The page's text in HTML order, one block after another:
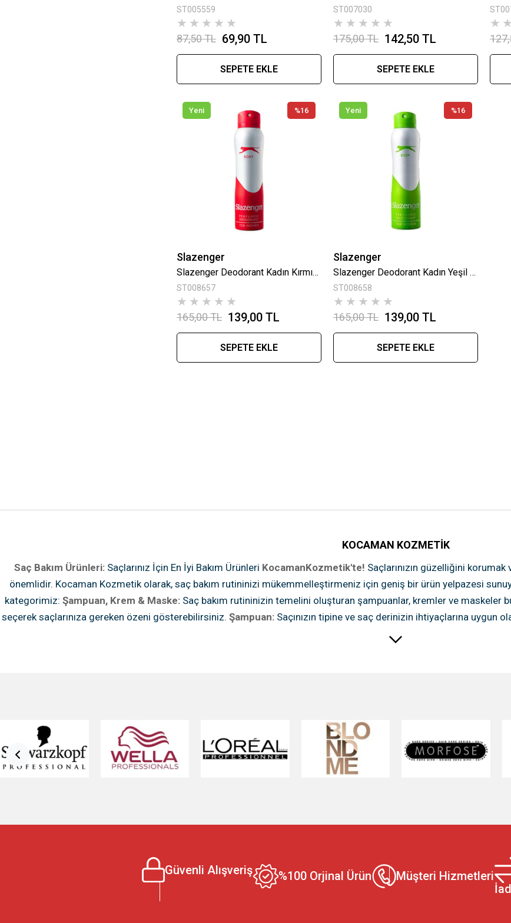
ST005559
★ ★ ★ ★ ★
69,90 TL
87,50 TL
SEPETE EKLE
ST007030
★ ★ ★ ★ ★
142,50 TL
175,00 TL
SEPETE EKLE
★ ★
%16
Yeni
Slazenger
Slazenger Deodorant Kadın Kırmızı 150 Ml
ST008657
★ ★ ★ ★ ★
139,00 TL
165,00 TL
SEPETE EKLE
%16
Yeni
Slazenger
Slazenger Deodorant Kadın Yeşil 150 Ml
ST008658
★ ★ ★ ★ ★
139,00 TL
165,00 TL
SEPETE EKLE
KOCAMAN KOZMETİK
Saç Bakım Ürünleri: Saçlarınız İçin En İyi Bakım Ürünleri KocamanKozmetik'te! Saçlarınızın güzelliğini
önemlidir. Kocaman Kozmetik olarak, saç bakım rutininizi mükemmelleştirmeniz için geniş bir ürün yelpazesi
kategorimiz: Şampuan, Krem & Maske: Saç bakım rutininizin temelini oluşturan şampuanlar, kremler ve maskeler
seçerek saçlarınıza gereken özeni gösterebilirsiniz. Şampuan: Saçınızın tipine ve saç derinizin ihtiyaçlarına
Saç Kremi: Nemlendirici ve besleyici
Esnek tutuş sağlayan ve saçınıza şekil veren kremler ve waxlar.
Saç Spreyi: Uzun süre dayanan ve hacim
kazandıran köpükler. Saç Jolesi: Doğal görünümlü ve parlak saçlar için ideal olan jole ürünleri.Saç Toz
şekillendiriciler.Perma Ürünleri:Dalgalarınızı ve kıvırcıklarınızı belirginleştirmek için gereken tüm perma ürünleri
Saçınızı toplamanıza ve sabitlemenize yardımcı olan pençeler.
Saçınızı
Kolay ve hızlı bir şekilde topuz yapmanızı sağlayan sünger modelleri. Saç Kesim
Saçınıza Renk
Güvenli Alışveriş %100 Orjinal Ürün
Müşteri Hizmetleri